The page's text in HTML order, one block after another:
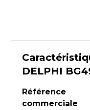
DELPHI
Référence
commerciale